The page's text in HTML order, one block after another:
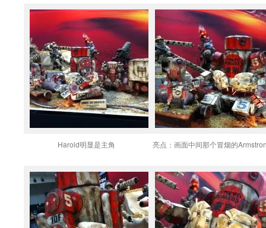
Harold明显是主角 亮点：画面中间那个冒烟的